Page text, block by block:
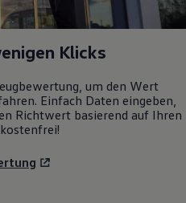
Klicks
um den Wert
Einfach Daten eingeben,
Richtwert basierend auf Ihren